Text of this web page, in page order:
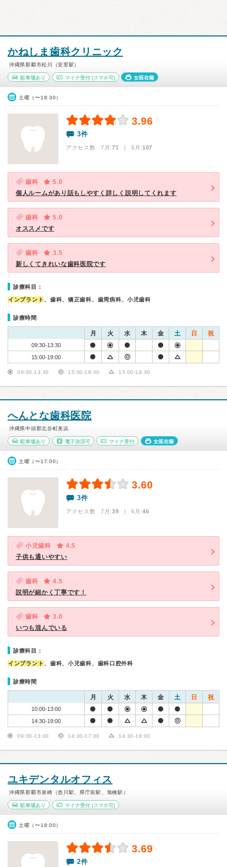
かねしま歯科クリニック
沖縄県那覇市松川（安里駅）
駐車場あり マイナ受付(スマホ可) 女医在籍
土曜（〜18:30）
3.96
3件
アクセス数 7月:71 | 6月:107
歯科
5.0
個人ルームがあり話もしやすく詳しく説明してくれます
歯科
5.0
オススメです
歯科
3.5
新しくてきれいな歯科医院です
診療科目：
インプラント 、歯科、矯正歯科、歯周病科、小児歯科
診療時間
月 火 水 木 金 土 日 祝
09:30-13:30
15:00-19:00
09:00-13:30 15:00-18:00 15:00-18:30
へんとな歯科医院
沖縄県中頭郡北谷町美浜
駐車場あり 電子決済可 マイナ受付 女医在籍
土曜（〜17:00）
3.60
3件
アクセス数 7月:39 | 6月:46
小児歯科
4.5
子供も通いやすい
歯科
4.5
説明が細かく丁寧です！
歯科
3.0
いつも混んでいる
診療科目：
インプラント 、歯科、小児歯科、歯科口腔外科
診療時間
月 火 水 木 金 土 日 祝
10:00-13:00
14:30-19:00
09:00-13:00 14:30-17:00 14:30-18:00
ユキデンタルオフィス
沖縄県那覇市泉崎（壺川駅、県庁前駅、旭橋駅）
駐車場あり マイナ受付(スマホ可)
土曜（〜18:00）
3.69
2件